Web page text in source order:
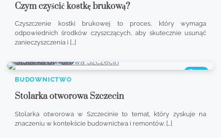
Czym czyścić kostkę brukową?
Czyszczenie kostki brukowej to proces, który wymaga
odpowiednich środków czyszczących, aby skutecznie usunąć
zanieczyszczenia i […]
404
BUDOWNICTWO
Stolarka otworowa Szczecin
Stolarka otworowa w Szczecinie to temat, który zyskuje na
znaczeniu w kontekście budownictwa i remontów. […]